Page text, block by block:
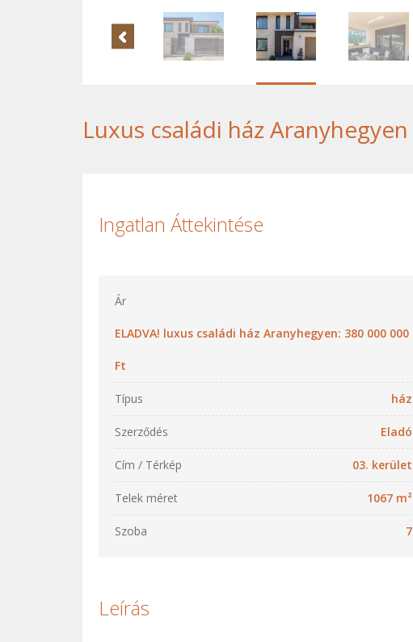
Luxus családi ház Aranyhegyen
Ingatlan Áttekintése
Ár
ELADVA! luxus családi ház Aranyhegyen: 380 000 000
Ft
Típus ház
Szerződés Eladó
Cím / Térkép 03. kerület
Telek méret 1067 m²
Szoba 7
Leírás